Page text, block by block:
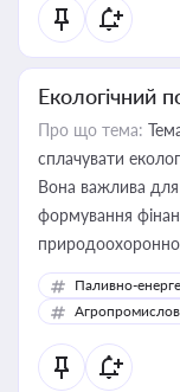
Екологічний
Про що тема:
сплачувати
Вона важлива для
формування
Паливно-